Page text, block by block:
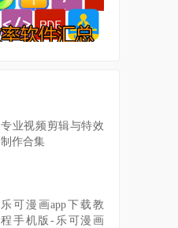
专业视频剪辑与特效
制作合集
乐可漫画app下载教
程手机版-乐可漫画